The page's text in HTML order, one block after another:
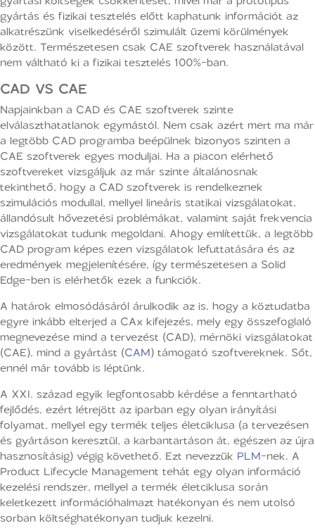
gyártás és fizikai tesztelés előtt kaphatunk információt az
alkatrészünk viselkedéséről szimulált üzemi körülmények
között. Természetesen csak CAE szoftverek használatával
nem váltható ki a fizikai tesztelés 100%-ban.
CAD VS CAE
Napjainkban a CAD és CAE szoftverek szinte
elválaszthatatlanok egymástól. Nem csak azért mert ma már
a legtöbb CAD programba beépülnek bizonyos szinten a
CAE szoftverek egyes moduljai. Ha a piacon elérhető
szoftvereket vizsgáljuk az már szinte általánosnak
tekinthető, hogy a CAD szoftverek is rendelkeznek
szimulációs modullal, mellyel lineáris statikai vizsgálatokat,
állandósult hővezetési problémákat, valamint saját frekvencia
vizsgálatokat tudunk megoldani. Ahogy említettük, a legtöbb
CAD program képes ezen vizsgálatok lefuttatására és az
eredmények megjelenítésére, így természetesen a Solid
Edge-ben is elérhetők ezek a funkciók.
A határok elmosódásáról árulkodik az is, hogy a köztudatba
egyre inkább elterjed a CAx kifejezés, mely egy összefoglaló
megnevezése mind a tervezést (CAD), mérnöki vizsgálatokat
(CAE), mind a gyártást (CAM) támogató szoftvereknek. Sőt,
ennél már tovább is léptünk.
A XXI. század egyik legfontosabb kérdése a fenntartható
fejlődés, ezért létrejött az iparban egy olyan irányítási
folyamat, mellyel egy termék teljes életciklusa (a tervezésen
és gyártáson keresztül, a karbantartáson át, egészen az újra
hasznosításig) végig követhető. Ezt nevezzük PLM-nek. A
Product Lifecycle Management tehát egy olyan információ
kezelési rendszer, mellyel a termék életciklusa során
keletkezett információhalmazt hatékonyan és nem utolsó
sorban költséghatékonyan tudjuk kezelni.